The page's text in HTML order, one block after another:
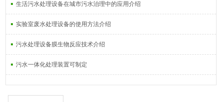
生活污水处理设备在城市污水治理中的应用介绍
实验室废水处理设备的使用方法介绍
污水处理设备膜生物反应技术介绍
污水一体化处理装置可制定